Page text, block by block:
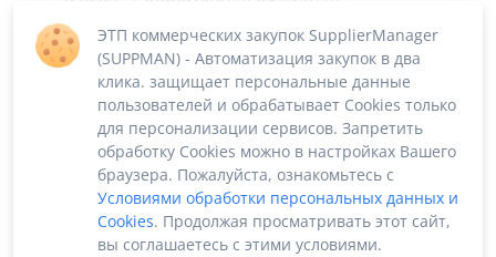
платформа Supplier Manager дает
возможностьсосредоточиться на
скорости и эффективности сбыта и
снабжения. Остальные процессы берёт
на себя!
ЭТП коммерческих закупок SupplierManager
(SUPPMAN) - Автоматизация закупок в два
клика. защищает персональные данные
пользователей и обрабатывает Cookies только
для персонализации сервисов. Запретить
обработку Cookies можно в настройках Вашего
браузера. Пожалуйста, ознакомьтесь с
Условиями обработки персональных данных и
Cookies. Продолжая просматривать этот сайт,
вы соглашаетесь с этими условиями.